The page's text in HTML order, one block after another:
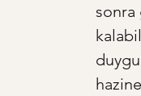
sonra